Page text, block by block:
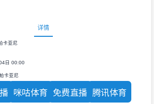
详情
卡亚尼
日 00:00
卡亚尼
咪咕体育 免费直播 腾讯体育